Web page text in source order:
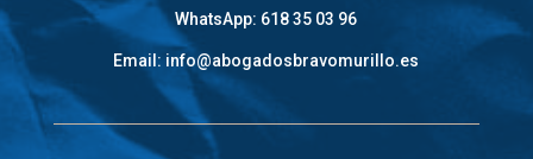
WhatsApp: 618 35 03 96
Email: info@abogadosbravomurillo.es